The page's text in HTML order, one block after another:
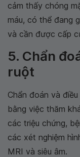
cảm thấy chóng
máu, có thể đang
và cần được cấp
5. Chẩn
ruột
Chẩn đoán và
bằng việc thăm
các triệu chứng,
các xét nghiệm
MRI và siêu âm.